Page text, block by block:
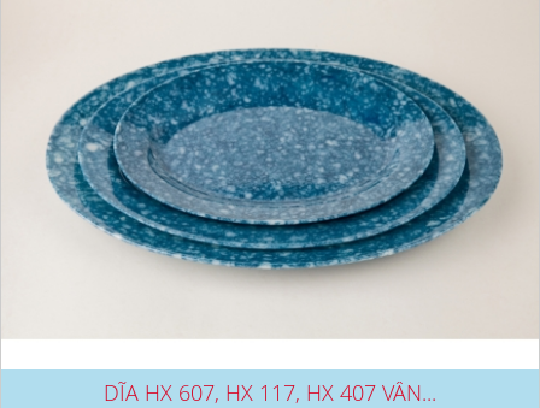
DĨA HX 607, HX 117, HX 407 VÂN...